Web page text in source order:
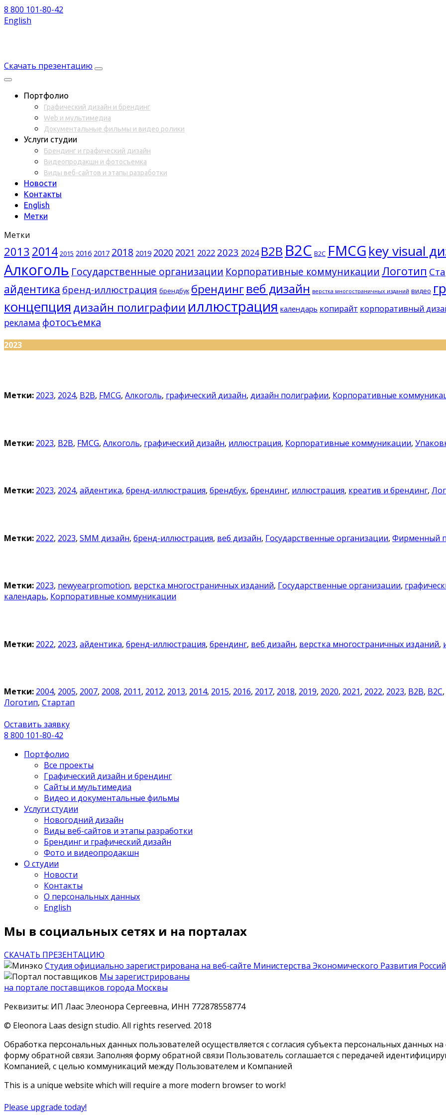
8 800 101-80-42
English
Скачать презентацию
Портфолио
Графический дизайн и брендинг
Web и мультимедиа
Документальные фильмы и видео ролики
Услуги студии
Брендинг и графический дизайн
Видеопродакшн и фотосъемка
Виды веб-сайтов и этапы разработки
Новости
Контакты
English
Метки
Метки
2013 2014 2015 2016 2017 2018 2019 2020 2021 2022 2023 2024 B2B B2C B2С FMCGkey visual
Алкоголь Государственные организации Корпоративные коммуникации Логотип
айдентика бренд-иллюстрация брендбук брендингвеб дизайн верстка многостраничных изданий видео
концепция дизайн полиграфии иллюстрация календарь копирайт корпоративный
реклама фотосъемка
2023
Метки: 2023, 2024, B2B, FMCG, Алкоголь, графический дизайн, дизайн полиграфии, Корпоративные
Метки: 2023, B2B, FMCG, Алкоголь, графический дизайн, иллюстрация, Корпоративные коммуникации,
Метки: 2023, 2024, айдентика, бренд-иллюстрация, брендбук, брендинг, иллюстрация, креатив и брендинг,
Метки: 2022, 2023, SMM дизайн, бренд-иллюстрация, веб дизайн, Государственные организации, Фирменный
Метки: 2023, newyearpromotion, верстка многостраничных изданий, Государственные организации,
календарь, Корпоративные коммуникации
Метки: 2022, 2023, айдентика, бренд-иллюстрация, брендинг, веб дизайн, верстка многостраничных изданий,
Метки: 2004, 2005, 2007, 2008, 2011, 2012, 2013, 2014, 2015, 2016, 2017, 2018, 2019, 2020, 2021, 2022, 2023, B2B, B2C,
Логотип, Стартап
Оставить заявку
8 800 101-80-42
Портфолио
Все проекты
Графический дизайн и брендинг
Сайты и мультимедиа
Видео и документальные фильмы
Услуги студии
Новогодний дизайн
Виды веб-сайтов и этапы разработки
Брендинг и графический дизайн
Фото и видеопродакшн
О студии
Новости
Контакты
О персональных данных
English
Мы в социальных сетях и на порталах
СКАЧАТЬ ПРЕЗЕНТАЦИЮ
Студия официально зарегистрирована на веб-сайте Министерства Экономического Развития
Мы зарегистрированы
на портале поставщиков города Москвы
Реквизиты: ИП Лаас Элеонора Сергеевна, ИНН 772878558774
© Eleonora Laas design studio. All rights reserved. 2018
Обработка персональных данных пользователей осуществляется с согласия субъекта персональных данных
форму обратной связи. Заполняя форму обратной связи Пользователь соглашается с передачей
Компанией, с целью коммуникаций между Пользователем и Компанией
This is a unique website which will require a more modern browser to work!
Please upgrade today!